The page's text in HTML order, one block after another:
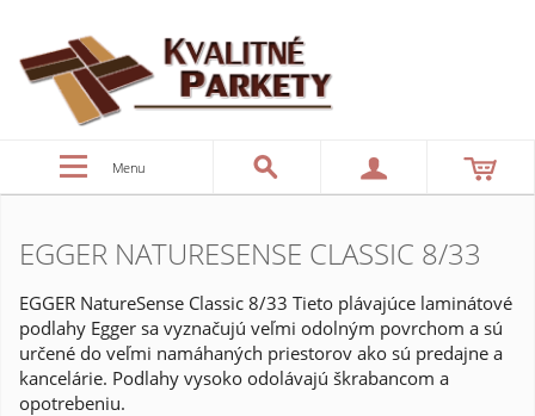
Menu
EGGER NATURESENSE CLASSIC 8/33
EGGER NatureSense Classic 8/33 Tieto plávajúce laminátové
podlahy Egger sa vyznačujú veľmi odolným povrchom a sú
určené do veľmi namáhaných priestorov ako sú predajne a
kancelárie. Podlahy vysoko odolávajú škrabancom a
opotrebeniu.